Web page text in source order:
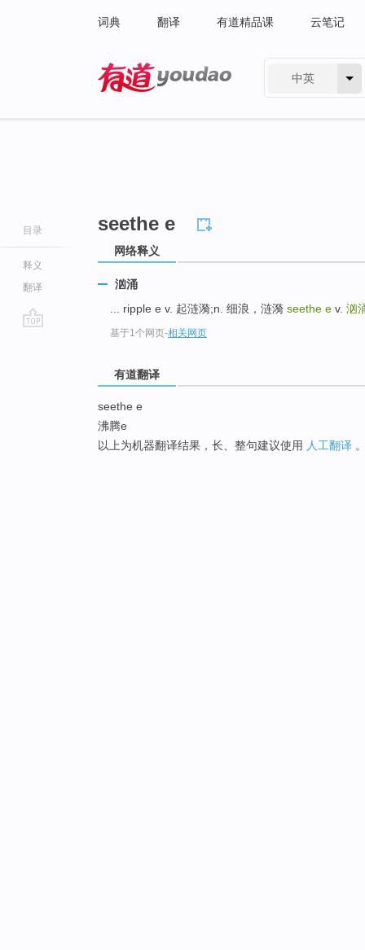
词典 翻译 有道精品课 云笔记
中英
目录
释义
翻译
seethe e
网络释义
汹涌
... ripple e v. 起涟漪;n. 细浪，涟漪 seethe e v. 汹
基于1个网页-相关网页
有道翻译
seethe e
沸腾e
以上为机器翻译结果，长、整句建议使用 人工翻译